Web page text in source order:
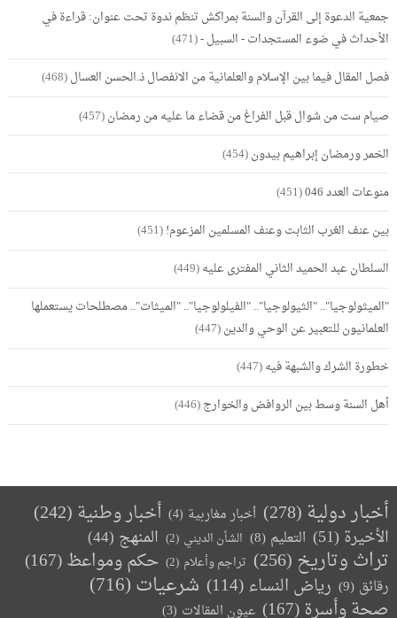
جمعية الدعوة إلى القرآن والسنة بمراكش تنظم ندوة تحت عنوان: قراءة في
الأحداث في ضوء المستجدات - السبيل -(471)
فصل المقال فيما بين الإسلام والعلمانية من الانفصال ذ.الحسن العسال(468)
صيام ست من شوال قبل الفراغ من قضاء ما عليه من رمضان(457)
الخمر ورمضان إبراهيم بيدون(454)
منوعات العدد 046
(451)
بين عنف الغرب الثابت وعنف المسلمين المزعوم!(451)
السلطان عبد الحميد الثاني المفترى عليه(449)
"الميثولوجيا".. "الثيولوجيا".. "الفيلولوجيا".. "الميثات".. مصطلحات يستعملها
العلمانيون للتعبير عن الوحي والدين(447)
خطورة الشرك والشبهة فيه(447)
أهل السنة وسط بين الروافض والخوارج(446)
أخبار دولية (278) أخبار مغاربية (4) أخبار وطنية(242)
الأخيرة (51) التعليم (8) الشأن الديني (2) المنهج (44)
تراث وتاريخ(256) تراجم وأعلام (2) حكم ومواعظ(167)
رقائق (9) رياض النساء(114) شرعيات(716)
صحة وأسرة(167) عيون المقالات (3)